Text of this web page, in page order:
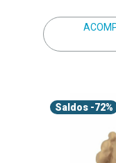
Saldos -72%